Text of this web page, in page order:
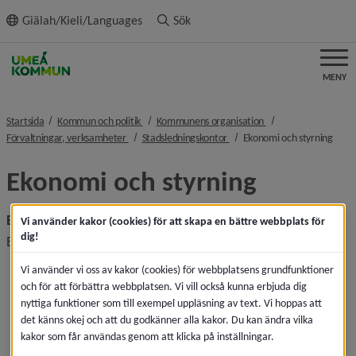
innehållet
Giälah/Kieli/Languages Sök
MENY
Startsida Kommun och politik nivå i brödsmulenavigeringen
Kommunens organisation nivå i
Förvaltningar, verksamheter nivå i brödsmulenavigeringen
Stadsledningskontor nivå i brödsmulenavigeringen
Ekonomi och styrningnivå
Ekonomi och styrning
Ekonomi och styrning
Ekonomi och styrnings uppgifter är att
genom omvärlds- och invärldsbevakning ta fram
ekonomiskt underlag för kommunens planering på
kort och lång sikt
administrera kommunens budgetarbete
utveckla kompetens och system för att aktivt verka
Vi använder kakor (cookies) för att skapa en bättre webbplats för
dig!
Vi använder vi oss av kakor (cookies) för webbplatsens grundfunktioner
och för att förbättra webbplatsen. Vi vill också kunna erbjuda dig
nyttiga funktioner som till exempel uppläsning av text. Vi hoppas att
det känns okej och att du godkänner alla kakor. Du kan ändra vilka
kakor som får användas genom att klicka på inställningar.